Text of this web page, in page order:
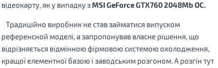
відеокарту, як у випадку з MSI GeForce GTX760 2048Mb OC.
Традиційно виробник не став займатися випуском
референсной моделі, а запропонував власне рішення, що
відрізняється відмінною фірмовою системою охолодження,
кращої елементної базою і заводським розгоном. А розгін тут